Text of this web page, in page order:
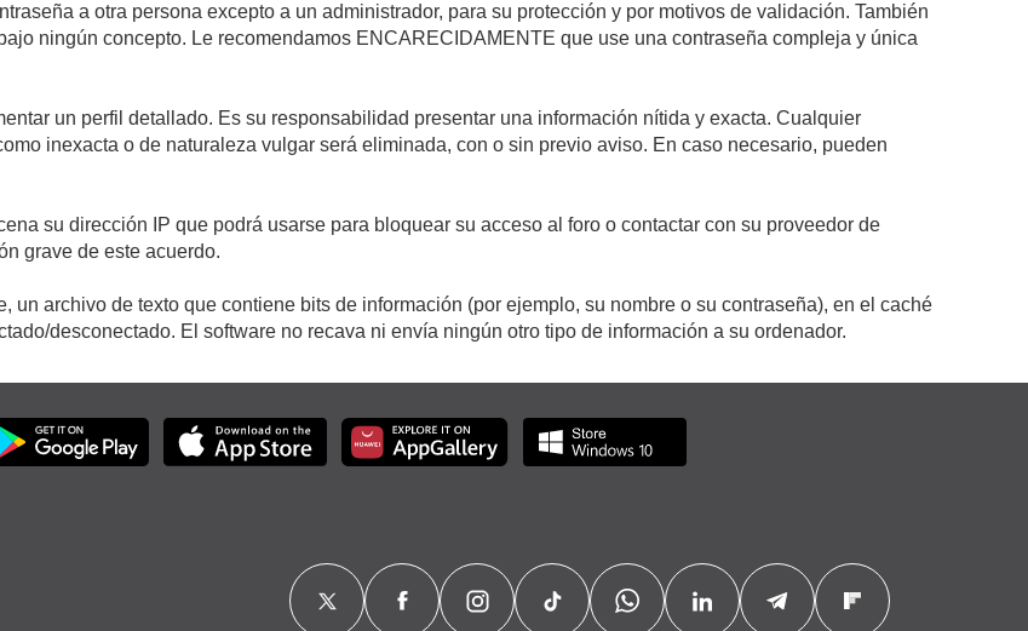
a otra persona excepto a un administrador, para su protección y por motivos de validación. También
ningún concepto. Le recomendamos ENCARECIDAMENTE que use una contraseña compleja y única
un perfil detallado. Es su responsabilidad presentar una información nítida y exacta. Cualquier
inexacta o de naturaleza vulgar será eliminada, con o sin previo aviso. En caso necesario, pueden
su dirección IP que podrá usarse para bloquear su acceso al foro o contactar con su proveedor de
grave de este acuerdo.
un archivo de texto que contiene bits de información (por ejemplo, su nombre o su contraseña), en el caché
desconectado. El software no recava ni envía ningún otro tipo de información a su ordenador.